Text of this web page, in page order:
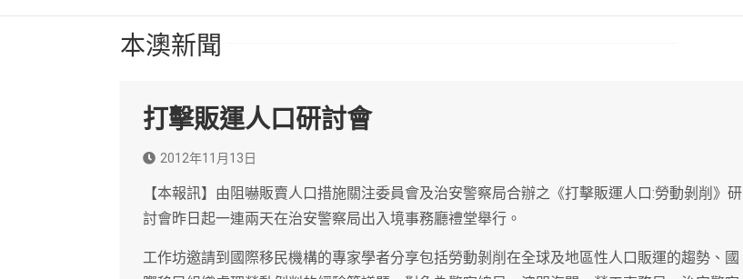
本澳新聞
打擊販運人口研討會
2012年11月13日
【本報訊】由阻嚇販賣人口措施關注委員會及治安警察局合辦之《打擊販運人口:勞動剝削》研
討會昨日起一連兩天在治安警察局出入境事務廳禮堂舉行。
工作坊邀請到國際移民機構的專家學者分享包括勞動剝削在全球及地區性人口販運的趨勢、國